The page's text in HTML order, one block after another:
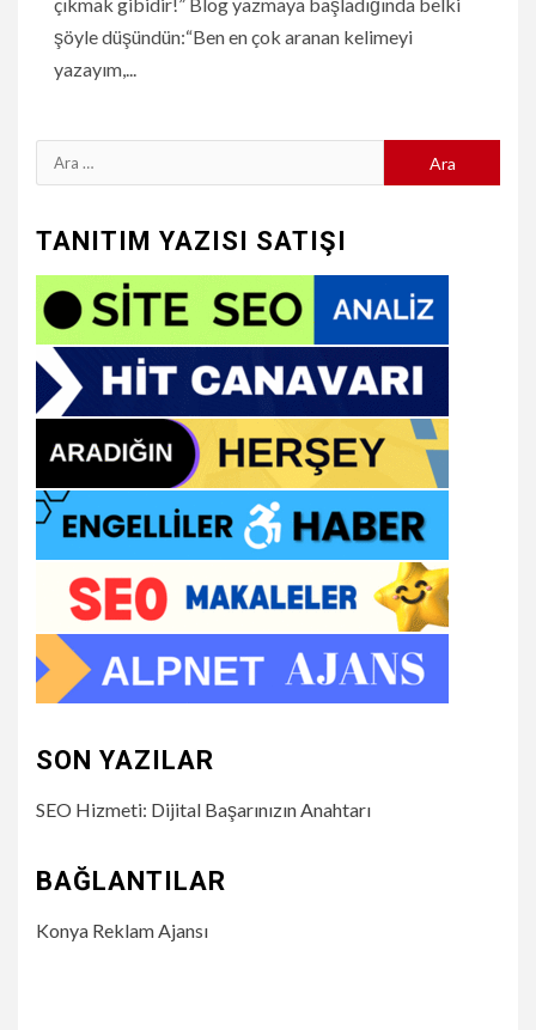
şöyle düşündün:“Ben en çok aranan kelimeyi
yazayım,...
Arama:
TANITIM YAZISI SATIŞI
SON YAZILAR
SEO Hizmeti: Dijital Başarınızın Anahtarı
BAĞLANTILAR
Konya Reklam Ajansı